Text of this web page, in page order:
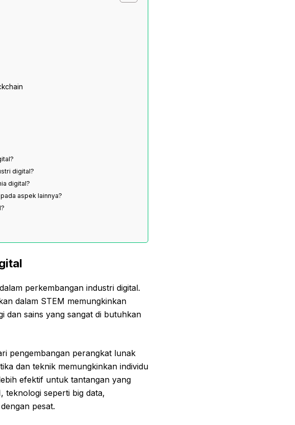
digital?
digital?
aspek lainnya?
perkembangan industri digital.
dalam STEM memungkinkan
dan sains yang sangat di butuhkan
pengembangan perangkat lunak
dan teknik memungkinkan individu
efektif untuk tantangan yang
teknologi seperti big data,
pesat.